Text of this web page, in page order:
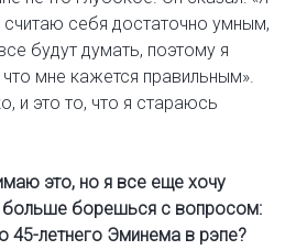
считаю себя достаточно умным,
будут думать, поэтому я
мне кажется правильным».
и это то, что я стараюсь
это, но я все еще хочу
больше борешься с вопросом:
45-летнего Эминема в рэпе?